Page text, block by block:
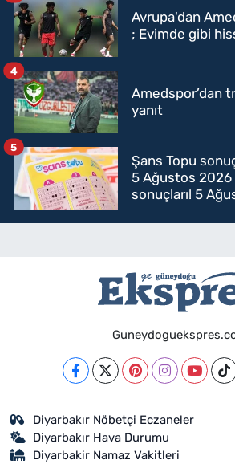
Avrupa'dan
; Evimde gibi
Amedspor’dan
yanıt
4
Şans Topu
5 Ağustos 2026
sonuçları! 5
5
Diyarbakır Nöbetçi Eczaneler
Diyarbakır Hava Durumu
Diyarbakir Namaz Vakitleri